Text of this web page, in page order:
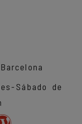
Barcelona
Sábado de